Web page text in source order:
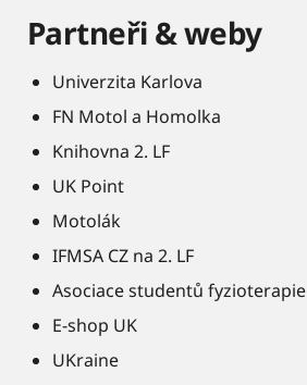
Partneři & weby
Univerzita Karlova
FN Motol a Homolka
Knihovna 2. LF
UK Point
Motolák
IFMSA CZ na 2. LF
Asociace studentů fyzioterapie
E-shop UK
UKraine